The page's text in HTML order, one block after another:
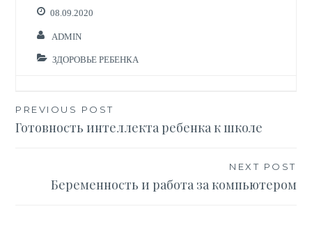
школы
08.09.2020
ADMIN
ЗДОРОВЬЕ РЕБЕНКА
Навигация
по
PREVIOUS POST
Готовность интеллекта ребенка к школе
NEXT POST
Беременность и работа за компьютером